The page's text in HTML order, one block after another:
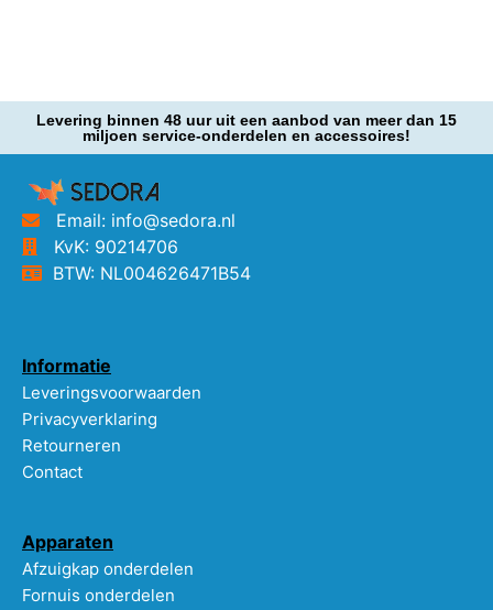
Levering binnen 48 uur uit een aanbod van meer dan 15
miljoen service-onderdelen en accessoires!
Email: info@sedora.nl
KvK: 90214706
BTW: NL004626471B54
Informatie
Leveringsvoorwaarden
Privacyverklaring
Retourneren
Contact
Apparaten
Afzuigkap onderdelen
Fornuis onderdelen